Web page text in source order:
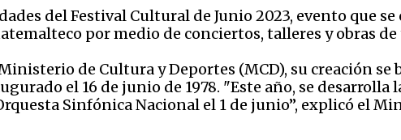
del Festival Cultural de Junio 2023, evento que se
por medio de conciertos, talleres y obras de
de Cultura y Deportes (MCD), su creación se
el 16 de junio de 1978. "Este año, se desarrolla
Sinfónica Nacional el 1 de junio”, explicó el